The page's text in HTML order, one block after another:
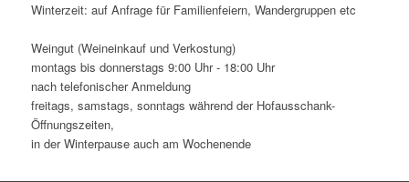
Winterzeit: auf Anfrage für Familienfeiern, Wandergruppen etc
Weingut (Weineinkauf und Verkostung)
montags bis donnerstags 9:00 Uhr - 18:00 Uhr
nach telefonischer Anmeldung
freitags, samstags, sonntags während der Hofausschank-
Öffnungszeiten,
in der Winterpause auch am Wochenende